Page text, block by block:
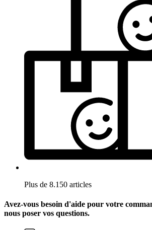
Plus de 8.150 articles
Avez-vous besoin d'aide pour votre
nous poser vos questions.